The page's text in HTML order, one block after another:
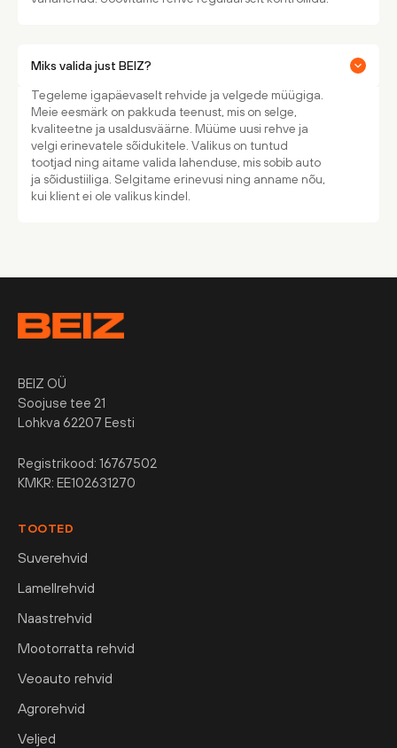
Miks valida just BEIZ?
Tegeleme igapäevaselt rehvide ja velgede müügiga.
Meie eesmärk on pakkuda teenust, mis on selge,
kvaliteetne ja usaldusväärne. Müüme uusi rehve ja
velgi erinevatele sõidukitele. Valikus on tuntud
tootjad ning aitame valida lahenduse, mis sobib auto
ja sõidustiiliga. Selgitame erinevusi ning anname nõu,
kui klient ei ole valikus kindel.
BEIZ OÜ
Soojuse tee 21
Lohkva 62207 Eesti
Registrikood: 16767502
KMKR: EE102631270
TOOTED
Suverehvid
Lamellrehvid
Naastrehvid
Mootorratta rehvid
Veoauto rehvid
Agrorehvid
Veljed